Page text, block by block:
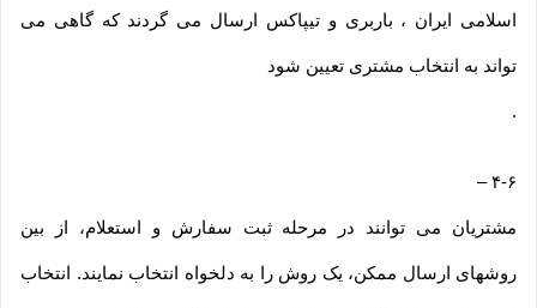
اسلامی ایران ، باربری و تیپاکس ارسال می گردند که گاهی می
تواند به انتخاب مشتری تعیین شود
.
۴-۶–
مشتریان می توانند در مرحله ثبت سفارش و استعلام، از بین
روشهای ارسال ممکن، یک روش را به دلخواه انتخاب نمایند. انتخاب